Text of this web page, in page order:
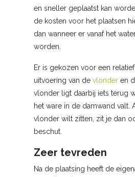
en sneller geplaatst kan
de kosten voor het plaatsen
dan wanneer er vanaf het
worden.
Er is gekozen voor een
uitvoering van de vlonder en
vlonder ligt daarbij iets terug
het ware in de damwand valt.
vlonder wilt zitten, zit je dan
beschut.
Zeer tevreden
Na de plaatsing heeft de